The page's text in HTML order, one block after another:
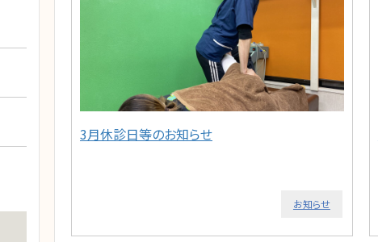
3月休診日等のお知らせ
お知らせ